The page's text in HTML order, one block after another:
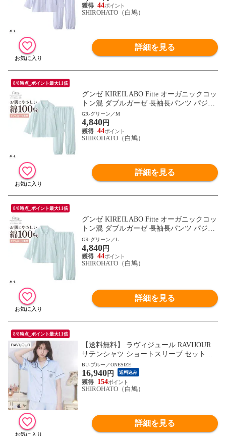
44
SHIROHATO（白鳩）
詳細を見る
8/8時点_ポイント最大11倍
グンゼ KIREILABO Fitte オーガニックコッ
トン混 ダブルガーゼ 長袖長パンツ パジャ
マ 上下セット レディース GUNZE キレイ
ラボ フィッテ
GR-グリーン／M
4,840円
44
SHIROHATO（白鳩）
詳細を見る
8/8時点_ポイント最大11倍
グンゼ KIREILABO Fitte オーガニックコッ
トン混 ダブルガーゼ 長袖長パンツ パジャ
マ 上下セット レディース GUNZE キレイ
ラボ フィッテ
GR-グリーン／L
4,840円
44
SHIROHATO（白鳩）
詳細を見る
8/8時点_ポイント最大11倍
【送料無料】 ラヴィジュール RAVIJOUR
サテンシャツ ショートスリーブ セットア
ップ ルームウェア 半袖 パジャマ ナイトウ
ェア
BU-ブルー／ONESIZE
16,940円 送料込み
154
SHIROHATO（白鳩）
詳細を見る